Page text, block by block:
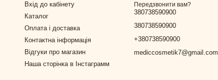
Вхід до кабінету
Каталог
Оплата і доставка
Контактна інформація
Відгуки про магазин
Наша сторінка в Інстаграмм
Передзвонити вам?
380738590900
380738590900
+380738590900
mediccosmetik7@gmail.com